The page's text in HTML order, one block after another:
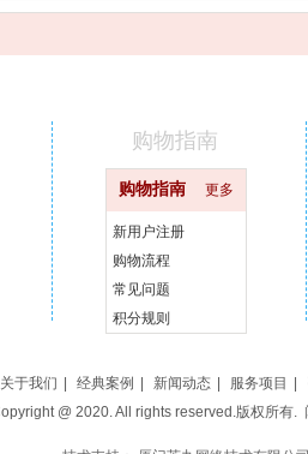
购物指南 更多
新用户注册
购物流程
常见问题
积分规则
购物指南
关于我们 经典案例 新闻动态 服务项目
@ 2020. All rights reserved.版权所有.